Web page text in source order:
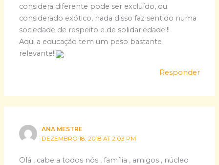
considera diferente pode ser excluído, ou
considerado exótico, nada disso faz sentido numa
sociedade de respeito e de solidariedade!!!
Aqui a educação tem um peso bastante
relevante!!
Responder
ANA MESTRE
DEZEMBRO 18, 2018 AT 2:03 PM
Olá , cabe a todos nós , família , amigos , núcleo